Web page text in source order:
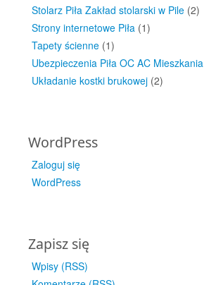
Stolarz Piła Zakład stolarski w Pile (2)
Strony internetowe Piła (1)
Tapety ścienne (1)
Ubezpieczenia Piła OC AC Mieszkania
Układanie kostki brukowej (2)
WordPress
Zaloguj się
WordPress
Zapisz się
Wpisy (RSS)